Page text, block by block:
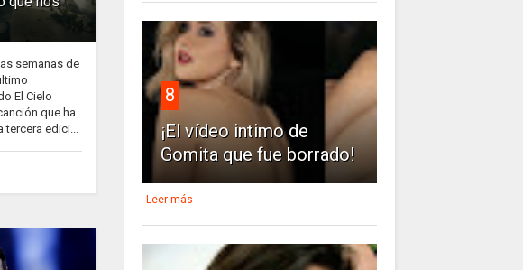
semanas de
El Cielo
que ha
tercera edici...
8
¡El vídeo intimo de
Gomita que fue borrado!
Leer más